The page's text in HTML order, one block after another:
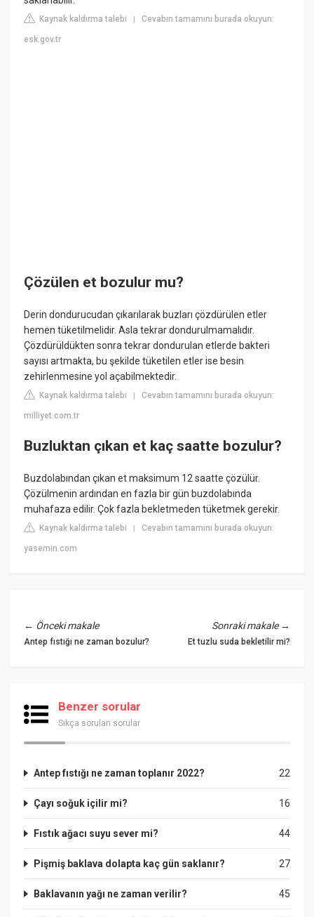
Kaynak kaldırma talebi |Cevabın tamamını burada okuyun:
esk.gov.tr
Çözülen et bozulur mu?
Derin dondurucudan çıkarılarak buzları çözdürülen etler
hemen tüketilmelidir. Asla tekrar dondurulmamalıdır.
Çözdürüldükten sonra tekrar dondurulan etlerde bakteri
sayısı artmakta, bu şekilde tüketilen etler ise besin
zehirlenmesine yol açabilmektedir.
Kaynak kaldırma talebi |Cevabın tamamını burada okuyun:
milliyet.com.tr
Buzluktan çıkan et kaç saatte bozulur?
Buzdolabından çıkan et maksimum 12 saatte çözülür.
Çözülmenin ardından en fazla bir gün buzdolabında
muhafaza edilir. Çok fazla bekletmeden tüketmek gerekir.
Kaynak kaldırma talebi |Cevabın tamamını burada okuyun:
yasemin.com
← Önceki makale
Antep fıstığı ne zaman bozulur?
Sonraki makale→
Et tuzlu suda bekletilir mi?
Benzer sorular
Sıkça sorulan sorular
22
Antep fıstığı ne zaman toplanır 2022?
16
Çayı soğuk içilir mi?
44
Fıstık ağacı suyu sever mi?
27
Pişmiş baklava dolapta kaç gün saklanır?
45
Baklavanın yağı ne zaman verilir?